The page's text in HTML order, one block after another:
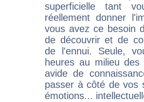
superficielle tant
réellement donner
vous avez ce besoin
de découvrir et de
de l'ennui. Seule,
heures au milieu
avide de
passer à côté de vos
émotions...